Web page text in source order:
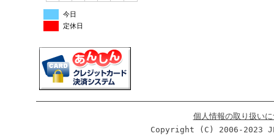
今日
定休日
個人情報の取り扱い
Copyright (C) 2006-2023